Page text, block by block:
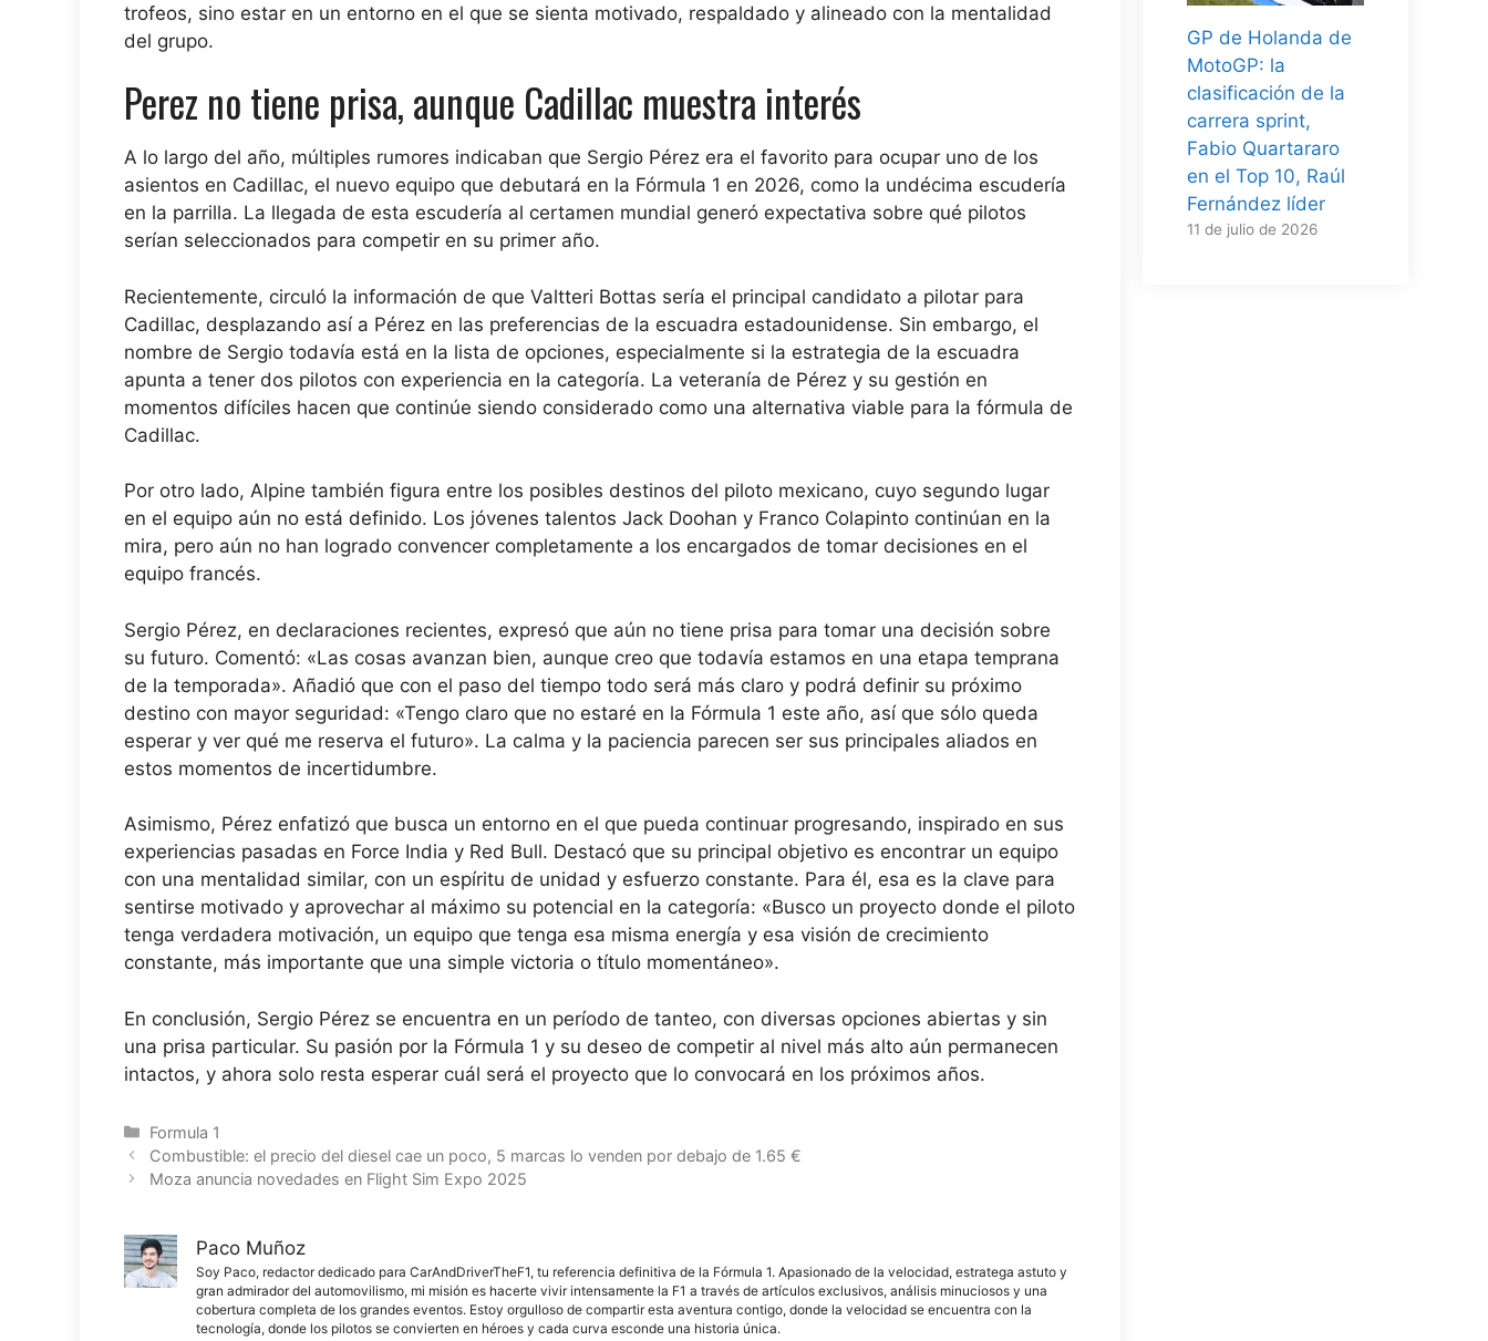
trofeos, sino estar en un entorno en el que se sienta motivado, respaldado y alineado con la mentalidad
del grupo.
Perez no tiene prisa, aunque Cadillac muestra interés
A lo largo del año, múltiples rumores indicaban que Sergio Pérez era el favorito para ocupar uno de los
asientos en Cadillac, el nuevo equipo que debutará en la Fórmula 1 en 2026, como la undécima escudería
en la parrilla. La llegada de esta escudería al certamen mundial generó expectativa sobre qué pilotos
serían seleccionados para competir en su primer año.
Recientemente, circuló la información de que Valtteri Bottas sería el principal candidato a pilotar para
Cadillac, desplazando así a Pérez en las preferencias de la escuadra estadounidense. Sin embargo, el
nombre de Sergio todavía está en la lista de opciones, especialmente si la estrategia de la escuadra
apunta a tener dos pilotos con experiencia en la categoría. La veteranía de Pérez y su gestión en
momentos difíciles hacen que continúe siendo considerado como una alternativa viable para la fórmula de
Cadillac.
Por otro lado, Alpine también figura entre los posibles destinos del piloto mexicano, cuyo segundo lugar
en el equipo aún no está definido. Los jóvenes talentos Jack Doohan y Franco Colapinto continúan en la
mira, pero aún no han logrado convencer completamente a los encargados de tomar decisiones en el
equipo francés.
Sergio Pérez, en declaraciones recientes, expresó que aún no tiene prisa para tomar una decisión sobre
su futuro. Comentó: «Las cosas avanzan bien, aunque creo que todavía estamos en una etapa temprana
de la temporada». Añadió que con el paso del tiempo todo será más claro y podrá definir su próximo
destino con mayor seguridad: «Tengo claro que no estaré en la Fórmula 1 este año, así que sólo queda
esperar y ver qué me reserva el futuro». La calma y la paciencia parecen ser sus principales aliados en
estos momentos de incertidumbre.
Asimismo, Pérez enfatizó que busca un entorno en el que pueda continuar progresando, inspirado en sus
experiencias pasadas en Force India y Red Bull. Destacó que su principal objetivo es encontrar un equipo
con una mentalidad similar, con un espíritu de unidad y esfuerzo constante. Para él, esa es la clave para
sentirse motivado y aprovechar al máximo su potencial en la categoría: «Busco un proyecto donde el piloto
tenga verdadera motivación, un equipo que tenga esa misma energía y esa visión de crecimiento
constante, más importante que una simple victoria o título momentáneo».
En conclusión, Sergio Pérez se encuentra en un período de tanteo, con diversas opciones abiertas y sin
una prisa particular. Su pasión por la Fórmula 1 y su deseo de competir al nivel más alto aún permanecen
intactos, y ahora solo resta esperar cuál será el proyecto que lo convocará en los próximos años.
Categorías
Formula 1
Combustible: el precio del diesel cae un poco, 5 marcas lo venden por debajo de 1.65 €
Moza anuncia novedades en Flight Sim Expo 2025
Paco Muñoz
Soy Paco, redactor dedicado para CarAndDriverTheF1, tu referencia definitiva de la Fórmula 1. Apasionado de la velocidad, estratega astuto y
gran admirador del automovilismo, mi misión es hacerte vivir intensamente la F1 a través de artículos exclusivos, análisis minuciosos y una
cobertura completa de los grandes eventos. Estoy orgulloso de compartir esta aventura contigo, donde la velocidad se encuentra con la
tecnología, donde los pilotos se convierten en héroes y cada curva esconde una historia única.
GP de Holanda de
MotoGP: la
clasificación de la
carrera sprint,
Fabio Quartararo
en el Top 10, Raúl
Fernández líder
11 de julio de 2026